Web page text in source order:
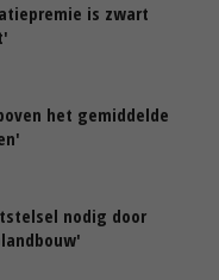
is zwart
het gemiddelde
nodig door